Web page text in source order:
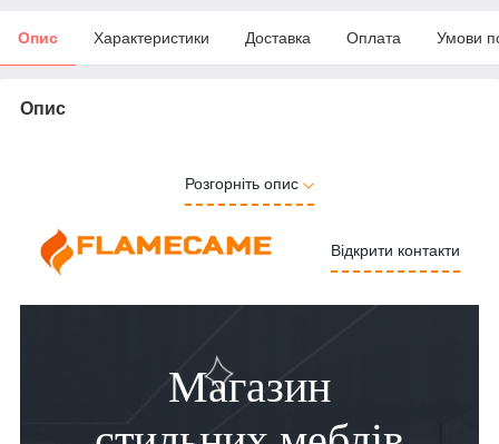
Опис Характеристики Доставка Оплата Умови
Опис
Розгорніть опис
Відкрити контакти
Магазин